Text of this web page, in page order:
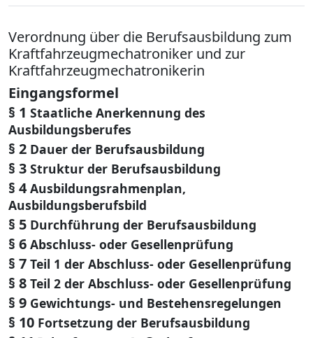
Verordnung über die Berufsausbildung zum
Kraftfahrzeugmechatroniker und zur
Kraftfahrzeugmechatronikerin
Eingangsformel
§ 1 Staatliche Anerkennung des
Ausbildungsberufes
§ 2 Dauer der Berufsausbildung
§ 3 Struktur der Berufsausbildung
§ 4 Ausbildungsrahmenplan,
Ausbildungsberufsbild
§ 5 Durchführung der Berufsausbildung
§ 6 Abschluss- oder Gesellenprüfung
§ 7 Teil 1 der Abschluss- oder Gesellenprüfung
§ 8 Teil 2 der Abschluss- oder Gesellenprüfung
§ 9 Gewichtungs- und Bestehensregelungen
§ 10 Fortsetzung der Berufsausbildung